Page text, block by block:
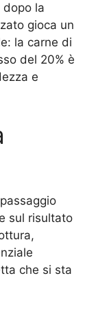
la
gioca un
la carne di
del 20% è
e
sul risultato
che si sta